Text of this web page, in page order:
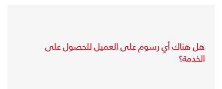
هل هناك أي رسوم على العميل للحصول على
الخدمة؟